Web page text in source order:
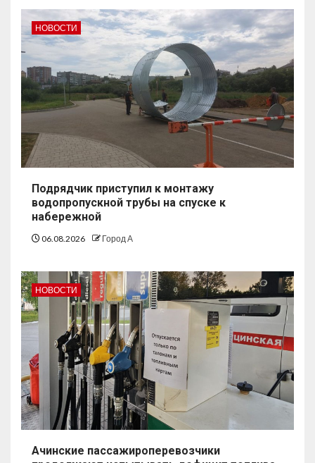
НОВОСТИ
Подрядчик приступил к монтажу
водопропускной трубы на спуске к
набережной
06.08.2026 Город А
НОВОСТИ
Ачинские пассажироперевозчики